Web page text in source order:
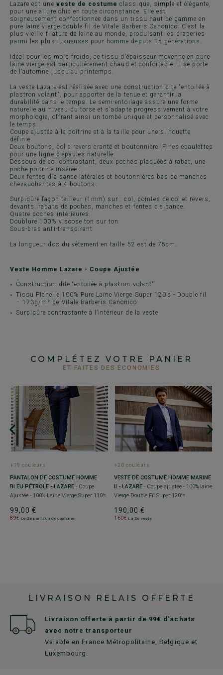
Lazare est une veste de costume classique, simple et élégante,
pour une allure chic en toute circonstance. Elle est
soigneusement confectionnée dans un tissu haut de gamme en
pure laine vierge double fil de Vitale Barberis Canonico. C’est la
plus vieille filature de laine au monde, produisant les draperies
parmi les plus luxueuses pour homme depuis 15 générations.
Idéal pour les mois froids, ce tissu d’épaisseur moyenne en pure
laine vierge est particulièrement chaud et confortable, il se porte
de l’automne jusqu’au printemps.
La veste Lazare est réalisée avec une construction dite "entoilée à
plastron volant", pour apporter de la tenue et garantir la
durabilité dans le temps. Le semi-entoilage assure une forme
naturelle au niveau du torse et s'adapte progressivement à votre
morphologie, offrant ainsi un tombé unique et personnalisé avec
le temps.
Coupe ajustée à la poitrine et à la taille pour une silhouette
définie.
Deux boutons, col à revers cranté et boutonnière. Fines épaulettes
pour une ligne d’épaules naturelle.
Dessous de col contrastant, deux poches plaquées à rabat, une
poche poitrine insérée.
Deux fentes d’aisance latérales et boutonnières bas de manches
chevauchantes à 4 boutons.
Surpiqûre façon tailleur (1mm) sur : col, pointes de col et revers,
devants, rabats de poches, manches et fentes d’aisance.
Quatre poches intérieures.
Doublure 100% viscose ton sur ton
Sous-bras anti-transpirant
La longueur dos du vêtement en taille 52 est de 75cm.
Veste Homme Lazare - Coupe Ajustée
Construction dite “entoilée à plastron volant"
Tissu Flanelle 100% Pure Laine Vierge Super 120’s - Double fil
– 173g/m² de Vitale Barberis Canonico
Surpiqûre contrastante à l’intérieur de la veste
COMPLÉTEZ VOTRE PANIER
ET FAITES DES ÉCONOMIES
+19 couleurs
PANTALON DE COSTUME HOMME
BLEU PÉTROLE - LAZARE - Coupe
Ajustée - 100% Laine Vierge Super 110’s
99,00 €
89€ Le 2e pantalon de costume
+20 couleurs
VESTE DE COSTUME HOMME MARINE
II - LAZARE - Coupe ajustée - 100% laine
Vierge Double Fil Super 120's
190,00 €
160€ La 2e veste
LIVRAISON RELAIS OFFERTE
Livraison offerte à partir de 99€ d'achats
avec notre transporteur
Valable en France Métropolitaine, Belgique et
Luxembourg.